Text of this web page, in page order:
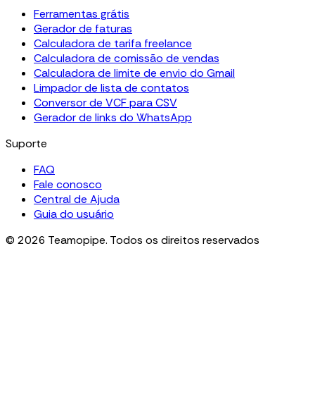
Ferramentas grátis
Gerador de faturas
Calculadora de tarifa freelance
Calculadora de comissão de vendas
Calculadora de limite de envio do Gmail
Limpador de lista de contatos
Conversor de VCF para CSV
Gerador de links do WhatsApp
Suporte
FAQ
Fale conosco
Central de Ajuda
Guia do usuário
© 2026 Teamopipe. Todos os direitos reservados